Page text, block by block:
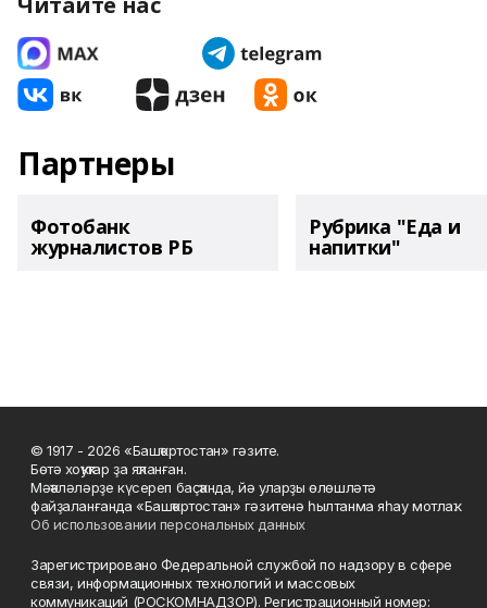
Партнеры
Фотобанк
журналистов РБ
Рубрика "Еда и
напитки"
© 1917 - 2026 «Башҡортостан» гәзите.
Бөтә хоҡуҡтар ҙа яҡланған.
Мәҡәләләрҙе күсереп баҫҡанда, йә уларҙы өлөшләтә
файҙаланғанда «Башҡортостан» гәзитенә һылтанма яһау мотлаҡ.
Об использовании персональных данных
Зарегистрировано Федеральной службой по надзору в сфере
связи, информационных технологий и массовых
коммуникаций (РОСКОМНАДЗОР). Регистрационный номер: